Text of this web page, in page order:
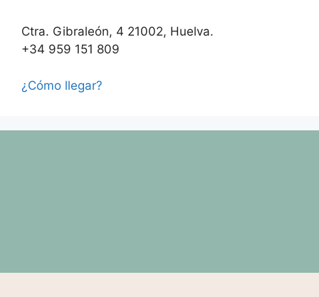
Ctra. Gibraleón, 4 21002, Huelva.
+34 959 151 809
¿Cómo llegar?